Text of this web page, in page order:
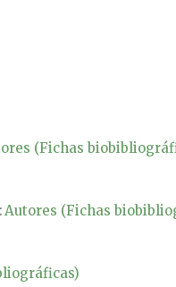
(Fichas
Autores (Fichas